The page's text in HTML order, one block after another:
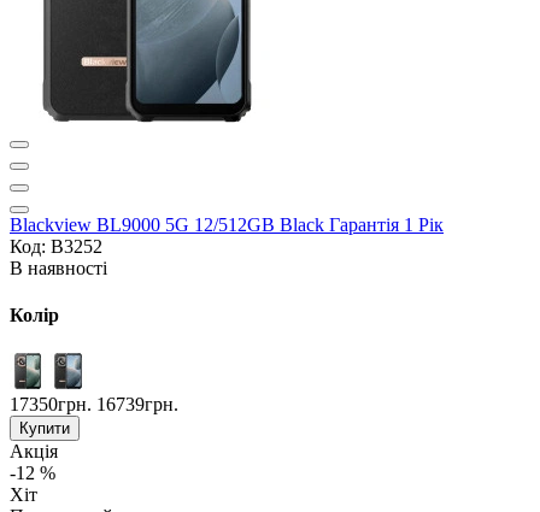
Blackview BL9000 5G 12/512GB Black Гарантія 1 Рік
Код: B3252
В наявності
Колір
17350грн. 16739грн.
Купити
Акція
-12 %
Хіт